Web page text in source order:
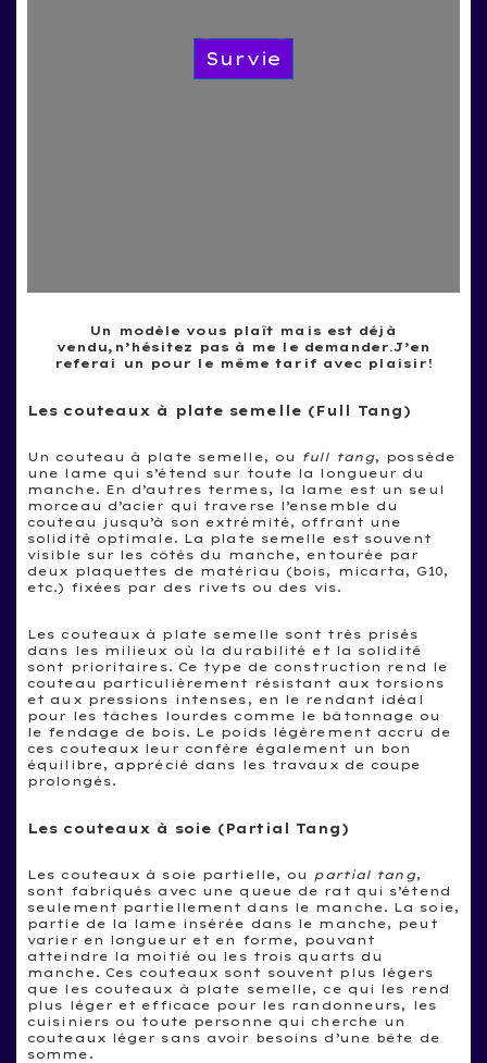
Survie
Un modèle vous plaît mais est déjà
vendu,n’hésitez pas à me le demander.J’en
referai un pour le même tarif avec plaisir!
Les couteaux à plate semelle (Full Tang)
Un couteau à plate semelle, ou full tang, possède
une lame qui s’étend sur toute la longueur du
manche. En d’autres termes, la lame est un seul
morceau d’acier qui traverse l’ensemble du
couteau jusqu’à son extrémité, offrant une
solidité optimale. La plate semelle est souvent
visible sur les côtés du manche, entourée par
deux plaquettes de matériau (bois, micarta, G10,
etc.) fixées par des rivets ou des vis.
Les couteaux à plate semelle sont très prisés
dans les milieux où la durabilité et la solidité
sont prioritaires. Ce type de construction rend le
couteau particulièrement résistant aux torsions
et aux pressions intenses, en le rendant idéal
pour les tâches lourdes comme le bâtonnage ou
le fendage de bois. Le poids légèrement accru de
ces couteaux leur confère également un bon
équilibre, apprécié dans les travaux de coupe
prolongés.
Les couteaux à soie (Partial Tang)
Les couteaux à soie partielle, ou partial tang,
sont fabriqués avec une queue de rat qui s’étend
seulement partiellement dans le manche. La soie,
partie de la lame insérée dans le manche, peut
varier en longueur et en forme, pouvant
atteindre la moitié ou les trois quarts du
manche. Ces couteaux sont souvent plus légers
que les couteaux à plate semelle, ce qui les rend
plus léger et efficace pour les randonneurs, les
cuisiniers ou toute personne qui cherche un
couteaux léger sans avoir besoins d’une bête de
somme.